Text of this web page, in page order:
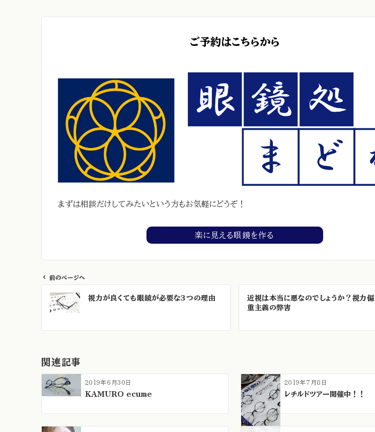
ご予約はこちらから
まずは相談だけしてみたいという方もお気軽にどうぞ！
楽に見える眼鏡を作る
シ
ン
前のページへ
視力が良くても眼鏡が必要な３つの理由
近視は本当に悪なのでしょうか？視力偏
重主義の弊害
関連記事
2019年6月30日
KAMURO ecume
2019年7月8日
レチルドツアー開催中！！